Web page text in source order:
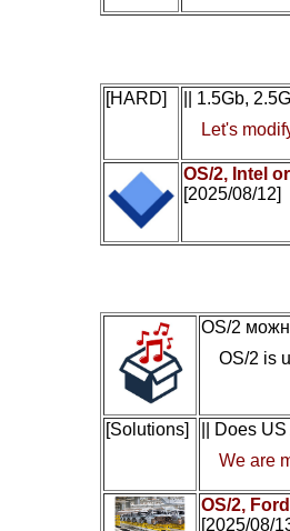
[HARD]
|| 1.5Gb,
Let's
OS/2, Intel
[2025/08/12]
OS/2
OS/2 is
[Solutions]
|| Does
We are
OS/2,
[2025/08/